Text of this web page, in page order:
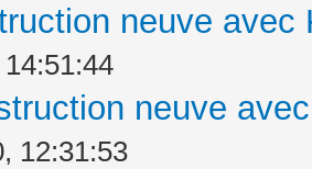
neuve avec
neuve
12:31:53